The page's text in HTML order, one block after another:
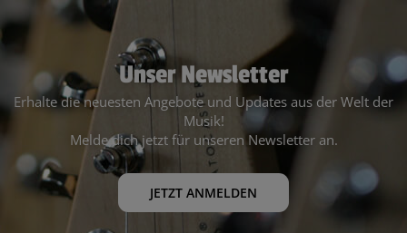
Unser Newsletter
Erhalte die neuesten Angebote und Updates aus der Welt der
Musik!
Melde dich jetzt für unseren Newsletter an.
JETZT ANMELDEN